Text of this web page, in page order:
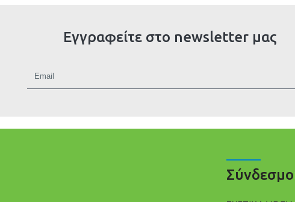
Εγγραφείτε στο newsletter μας